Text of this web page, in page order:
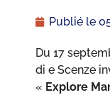
Publié le
Du 17
di e Scenze
« Explore